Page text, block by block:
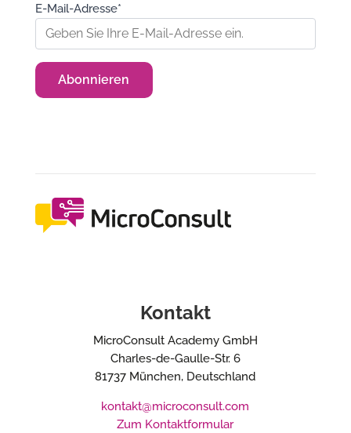
E-Mail-Adresse*
Kontakt
MicroConsult Academy GmbH
Charles-de-Gaulle-Str. 6
81737 München, Deutschland
kontakt@microconsult.com
Zum Kontaktformular